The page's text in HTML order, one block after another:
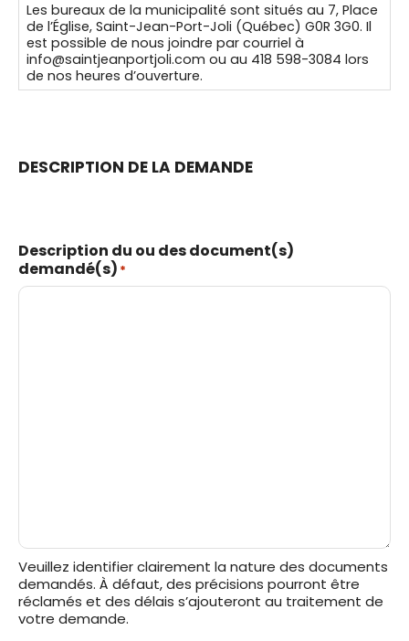
Les bureaux de la municipalité sont situés au 7, Place
de l’Église, Saint-Jean-Port-Joli (Québec) G0R 3G0. Il
est possible de nous joindre par courriel à
info@saintjeanportjoli.com ou au 418 598-3084 lors
de nos heures d’ouverture.
DESCRIPTION DE LA DEMANDE
Description du ou des document(s)
demandé(s) *
Veuillez identifier clairement la nature des documents
demandés. À défaut, des précisions pourront être
réclamés et des délais s’ajouteront au traitement de
votre demande.